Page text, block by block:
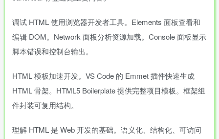
调试 HTML 使用浏览器开发者工具。Elements 面板查看和
编辑 DOM。Network 面板分析资源加载。Console 面板显示
脚本错误和控制台输出。
HTML 模板加速开发。VS Code 的 Emmet 插件快速生成
HTML 骨架。HTML5 Boilerplate 提供完整项目模板。框架组
件封装可复用结构。
理解 HTML 是 Web 开发的基础。语义化、结构化、可访问